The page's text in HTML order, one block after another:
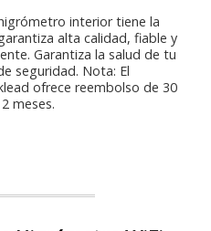
interior tiene la
alta calidad, fiable y
Garantiza la salud de tu
seguridad. Nota: El
ofrece reembolso de 30
meses.